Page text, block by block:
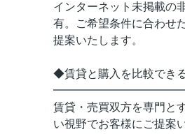
インターネット未掲載の
有。ご希望条件に合わせ
提案いたします。
◆賃貸と購入を比較でき
賃貸・売買双方を専門と
い視野でお客様にご提案